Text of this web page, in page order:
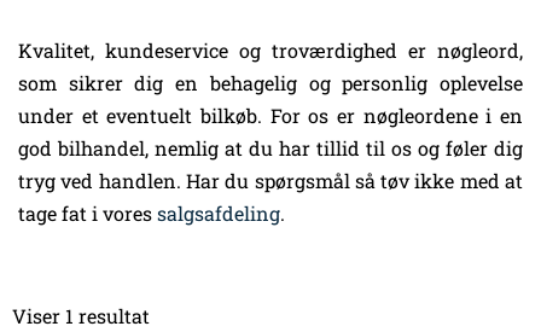
Kvalitet, kundeservice og troværdighed er nøgleord,
som sikrer dig en behagelig og personlig oplevelse
under et eventuelt bilkøb. For os er nøgleordene i en
god bilhandel, nemlig at du har tillid til os og føler dig
tryg ved handlen. Har du spørgsmål så tøv ikke med at
tage fat i voressalgsafdeling.
Viser 1 resultat